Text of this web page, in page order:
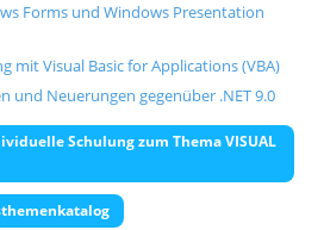
Forms und Windows Presentation
mit Visual Basic for Applications (VBA)
und Neuerungen gegenüber .NET 9.0
Schulung zum Thema VISUAL